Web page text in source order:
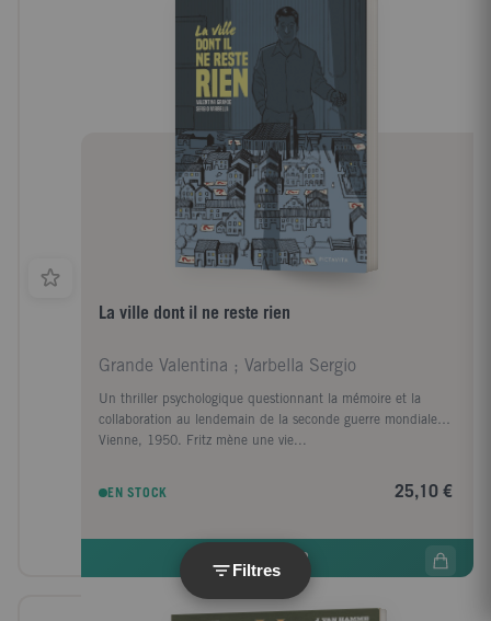
La ville dont il ne reste rien
Grande Valentina ; Varbella Sergio
Un thriller psychologique questionnant la mémoire et la
collaboration au lendemain de la seconde guerre mondiale…
Vienne, 1950. Fritz mène une vie...
EN STOCK 25,10 €
COMMANDER
Filtres